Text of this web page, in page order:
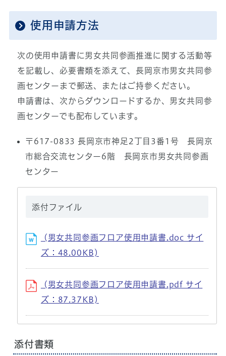
使用申請方法
次の使用申請書に男女共同参画推進に関する活動等
を記載し、必要書類を添えて、長岡京市男女共同参
画センターまで郵送、またはご持参ください。
申請書は、次からダウンロードするか、男女共同参
画センターでも配布しています。
〒617-0833 長岡京市神足2丁目3番1号 長岡京
市総合交流センター6階 長岡京市男女共同参画
センター
添付ファイル
(男女共同参画フロア使用申請書.doc サイ
ズ：48.00KB)
(男女共同参画フロア使用申請書.pdf サイ
ズ：87.37KB)
添付書類